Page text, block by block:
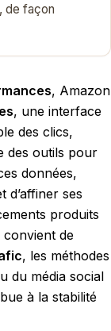
de façon
, Amazon
, une interface
des clics,
des outils pour
données,
d’affiner ses
produits
de
, les méthodes
du média social
à la stabilité